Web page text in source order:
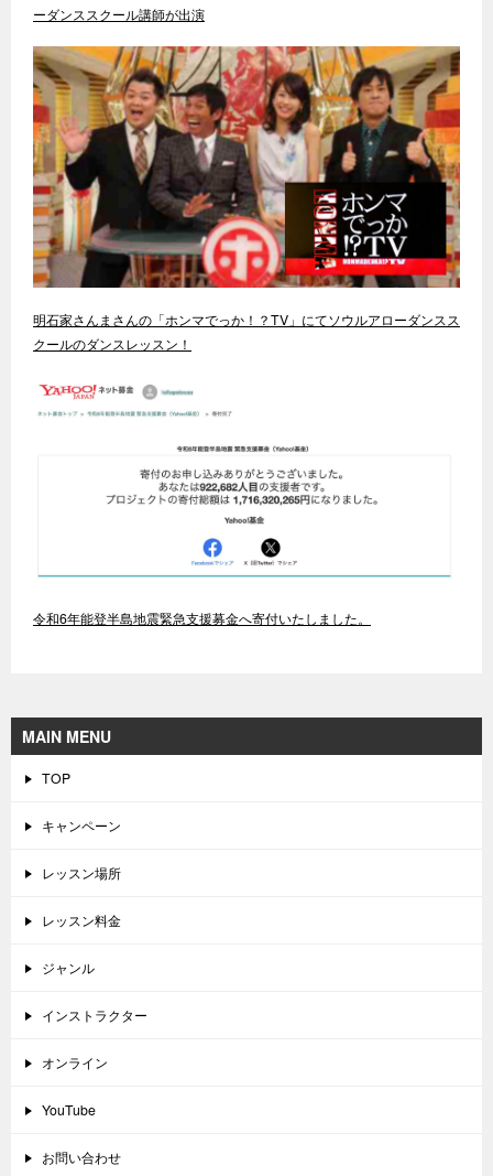
ーダンススクール講師が出演
明石家さんまさんの「ホンマでっか！？TV」にてソウルアローダンスス
クールのダンスレッスン！
令和6年能登半島地震緊急支援募金へ寄付いたしました。
MAIN MENU
TOP
キャンペーン
レッスン場所
レッスン料金
ジャンル
インストラクター
オンライン
YouTube
お問い合わせ